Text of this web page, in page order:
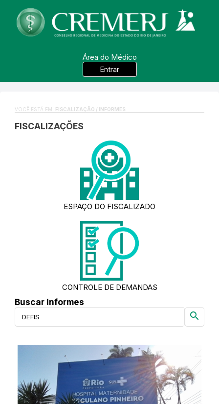
Área do Médico
Entrar
VOCÊ ESTÁ EM: FISCALIZAÇÃO / INFORMES
FISCALIZAÇÕES
ESPAÇO DO FISCALIZADO
CONTROLE DE DEMANDAS
Buscar Informes
search